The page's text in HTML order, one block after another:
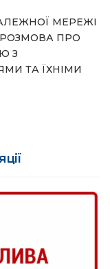
МЕРЕЖІ
РОЗМОВА ПРО
З
ТА ЇХНІМИ